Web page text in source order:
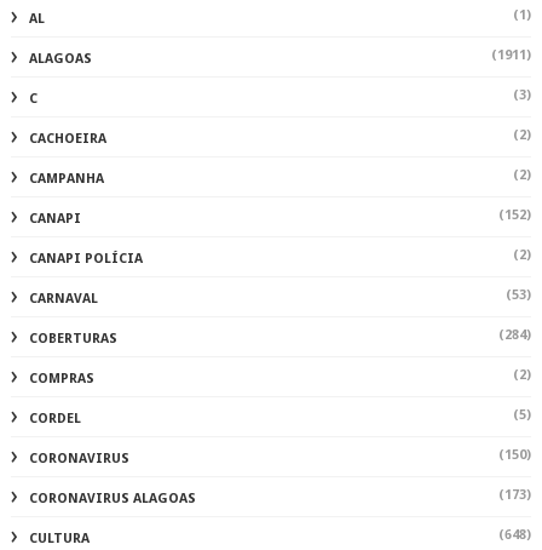
AL (1)
ALAGOAS (1911)
C (3)
CACHOEIRA (2)
CAMPANHA (2)
CANAPI (152)
CANAPI POLÍCIA (2)
CARNAVAL (53)
COBERTURAS (284)
COMPRAS (2)
CORDEL (5)
CORONAVIRUS (150)
CORONAVIRUS ALAGOAS (173)
CULTURA (648)